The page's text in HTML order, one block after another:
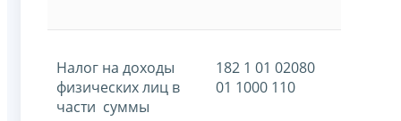
Налог на доходы
физических лиц в
части суммы
182 1 01 02080
01 1000 110